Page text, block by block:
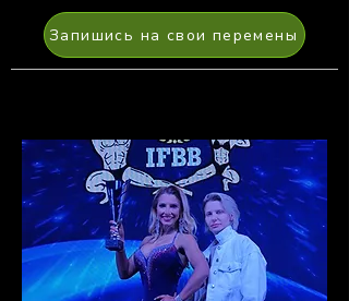
Запишись на свои перемены